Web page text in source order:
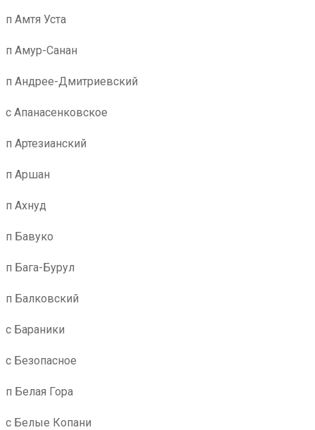
п Амтя Уста
п Амур-Санан
п Андрее-Дмитриевский
с Апанасенковское
п Артезианский
п Аршан
п Ахнуд
п Бавуко
п Бага-Бурул
п Балковский
с Бараники
с Безопасное
п Белая Гора
с Белые Копани